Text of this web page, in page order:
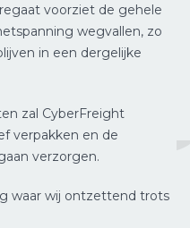
voorziet de gehele
wegvallen, zo
in een dergelijke
zal CyberFreight
verpakken en de
verzorgen.
waar wij ontzettend trots